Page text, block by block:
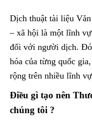
Dịch thuật tài liệu
– xã hội là một lĩnh
đối với người dịch. Đó
hóa của từng quốc
rộng trên nhiều lĩnh
Điều gì tạo nên
chúng tôi ?